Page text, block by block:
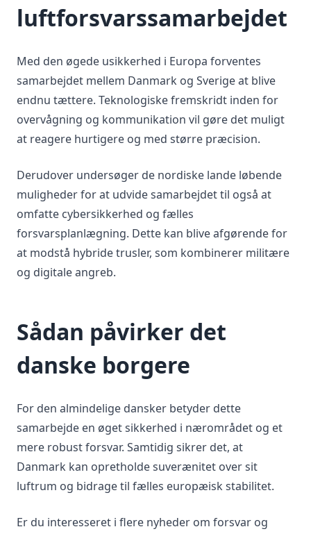
luftforsvarssamarbejdet
Med den øgede usikkerhed i Europa forventes
samarbejdet mellem Danmark og Sverige at blive
endnu tættere. Teknologiske fremskridt inden for
overvågning og kommunikation vil gøre det muligt
at reagere hurtigere og med større præcision.
Derudover undersøger de nordiske lande løbende
muligheder for at udvide samarbejdet til også at
omfatte cybersikkerhed og fælles
forsvarsplanlægning. Dette kan blive afgørende for
at modstå hybride trusler, som kombinerer militære
og digitale angreb.
Sådan påvirker det
danske borgere
For den almindelige dansker betyder dette
samarbejde en øget sikkerhed i nærområdet og et
mere robust forsvar. Samtidig sikrer det, at
Danmark kan opretholde suverænitet over sit
luftrum og bidrage til fælles europæisk stabilitet.
Er du interesseret i flere nyheder om forsvar og